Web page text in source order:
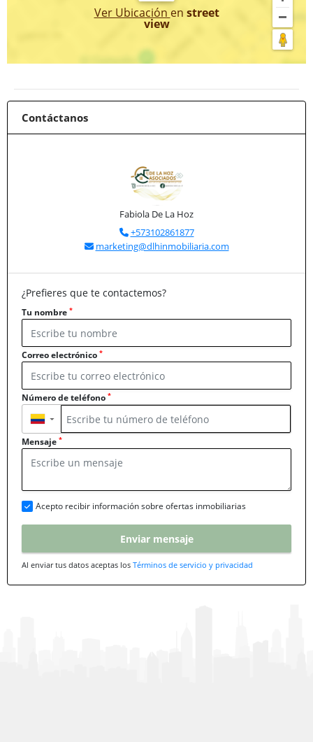
Ver Ubicación en street
view
Contáctanos
Fabiola De La Hoz
+573102861877
marketing@dlhinmobiliaria.com
¿Prefieres que te contactemos?
Tu nombre *
Correo electrónico *
Número de teléfono *
▼
Mensaje *
Acepto recibir información sobre ofertas inmobiliarias
Enviar mensaje
Al enviar tus datos aceptas los Términos de servicio y privacidad